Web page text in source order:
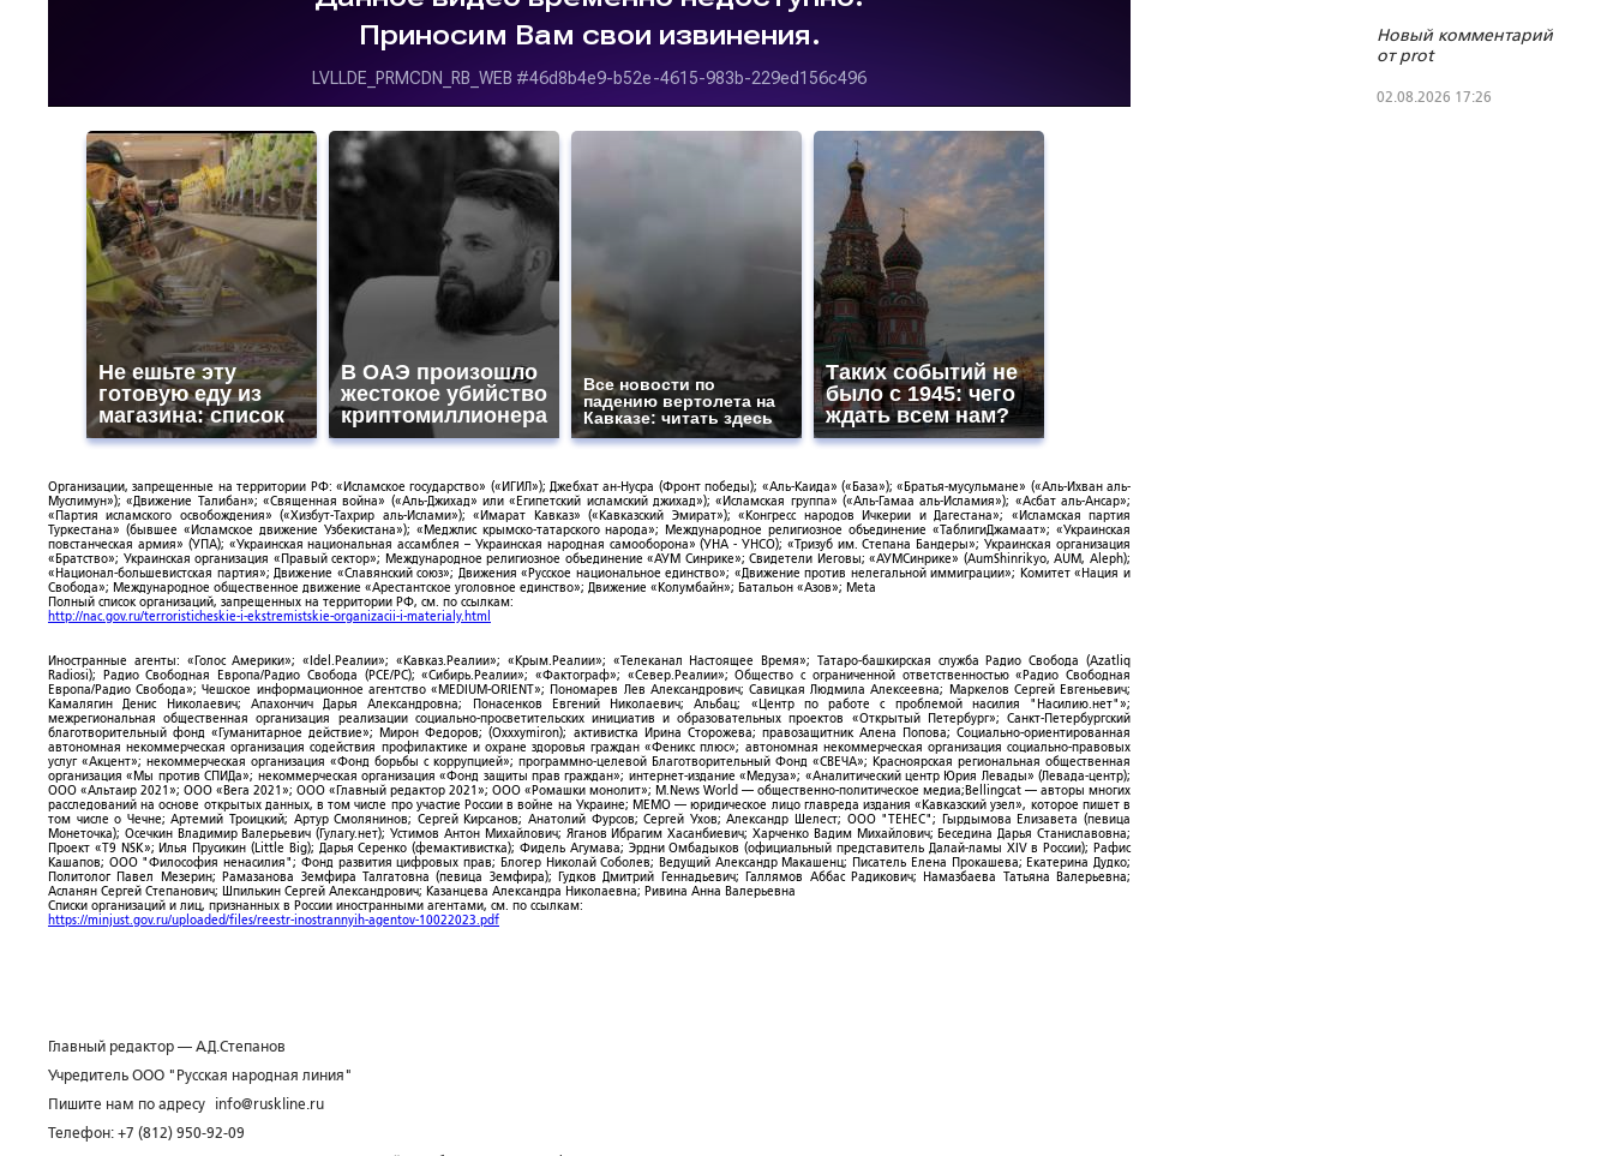
Не ешьте эту
готовую еду из
магазина: список
В ОАЭ произошло
жестокое убийство
криптомиллионера
Все новости по
падению вертолета на
Кавказе: читать здесь
Таких событий не
было с 1945: чего
ждать всем нам?
Организации, запрещенные на территории РФ: «Исламское государство» («ИГИЛ»); Джебхат ан-Нусра (Фронт победы); «Аль-Каида» («База»); «Братья-мусульмане» («Аль-Ихван аль-
Муслимун»); «Движение Талибан»; «Священная война» («Аль-Джихад» или «Египетский исламский джихад»); «Исламская группа» («Аль-Гамаа аль-Исламия»); «Асбат аль-Ансар»;
«Партия исламского освобождения» («Хизбут-Тахрир аль-Ислами»); «Имарат Кавказ» («Кавказский Эмират»); «Конгресс народов Ичкерии и Дагестана»; «Исламская партия
Туркестана» (бывшее «Исламское движение Узбекистана»); «Меджлис крымско-татарского народа»; Международное религиозное объединение «ТаблигиДжамаат»; «Украинская
повстанческая армия» (УПА); «Украинская национальная ассамблея – Украинская народная самооборона» (УНА - УНСО); «Тризуб им. Степана Бандеры»; Украинская организация
«Братство»; Украинская организация «Правый сектор»; Международное религиозное объединение «АУМ Синрике»; Свидетели Иеговы; «АУМСинрике» (AumShinrikyo, AUM, Aleph);
«Национал-большевистская партия»; Движение «Славянский союз»; Движения «Русское национальное единство»; «Движение против нелегальной иммиграции»; Комитет «Нация и
Свобода»; Международное общественное движение «Арестантское уголовное единство»; Движение «Колумбайн»; Батальон «Азов»; Meta
Полный список организаций, запрещенных на территории РФ, см. по ссылкам:
http://nac.gov.ru/terroristicheskie-i-ekstremistskie-organizacii-i-materialy.html
Иностранные агенты: «Голос Америки»; «Idel.Реалии»; «Кавказ.Реалии»; «Крым.Реалии»; «Телеканал Настоящее Время»; Татаро-башкирская служба Радио Свобода (Azatliq
Radiosi); Радио Свободная Европа/Радио Свобода (PCE/PC); «Сибирь.Реалии»; «Фактограф»; «Север.Реалии»; Общество с ограниченной ответственностью «Радио Свободная
Европа/Радио Свобода»; Чешское информационное агентство «MEDIUM-ORIENT»; Пономарев Лев Александрович; Савицкая Людмила Алексеевна; Маркелов Сергей Евгеньевич;
Камалягин Денис Николаевич; Апахончич Дарья Александровна; Понасенков Евгений Николаевич; Альбац; «Центр по работе с проблемой насилия "Насилию.нет"»;
межрегиональная общественная организация реализации социально-просветительских инициатив и образовательных проектов «Открытый Петербург»; Санкт-Петербургский
благотворительный фонд «Гуманитарное действие»; Мирон Федоров; (Oxxxymiron); активистка Ирина Сторожева; правозащитник Алена Попова; Социально-ориентированная
автономная некоммерческая организация содействия профилактике и охране здоровья граждан «Феникс плюс»; автономная некоммерческая организация социально-правовых
услуг «Акцент»; некоммерческая организация «Фонд борьбы с коррупцией»; программно-целевой Благотворительный Фонд «СВЕЧА»; Красноярская региональная общественная
организация «Мы против СПИДа»; некоммерческая организация «Фонд защиты прав граждан»; интернет-издание «Медуза»; «Аналитический центр Юрия Левады» (Левада-центр);
ООО «Альтаир 2021»; ООО «Вега 2021»; ООО «Главный редактор 2021»; ООО «Ромашки монолит»; M.News World — общественно-политическое медиа;Bellingcat — авторы многих
расследований на основе открытых данных, в том числе про участие России в войне на Украине; МЕМО — юридическое лицо главреда издания «Кавказский узел», которое пишет в
том числе о Чечне; Артемий Троицкий; Артур Смолянинов; Сергей Кирсанов; Анатолий Фурсов; Сергей Ухов; Александр Шелест; ООО "ТЕНЕС"; Гырдымова Елизавета (певица
Монеточка); Осечкин Владимир Валерьевич (Гулагу.нет); Устимов Антон Михайлович; Яганов Ибрагим Хасанбиевич; Харченко Вадим Михайлович; Беседина Дарья Станиславовна;
Проект «T9 NSK»; Илья Прусикин (Little Big); Дарья Серенко (фемактивистка); Фидель Агумава; Эрдни Омбадыков (официальный представитель Далай-ламы XIV в России); Рафис
Кашапов; ООО "Философия ненасилия"; Фонд развития цифровых прав; Блогер Николай Соболев; Ведущий Александр Макашенц; Писатель Елена Прокашева; Екатерина Дудко;
Политолог Павел Мезерин; Рамазанова Земфира Талгатовна (певица Земфира); Гудков Дмитрий Геннадьевич; Галлямов Аббас Радикович; Намазбаева Татьяна Валерьевна;
Асланян Сергей Степанович; Шпилькин Сергей Александрович; Казанцева Александра Николаевна; Ривина Анна Валерьевна
Списки организаций и лиц, признанных в России иностранными агентами, см. по ссылкам:
https://minjust.gov.ru/uploaded/files/reestr-inostrannyih-agentov-10022023.pdf
Новый комментарий
от prot
02.08.2026 17:26
Главный редактор — А.Д.Степанов
Учредитель ООО "Русская народная линия"
Пишите нам по адресу
info@ruskline.ru
Телефон: +7 (812) 950-92-09